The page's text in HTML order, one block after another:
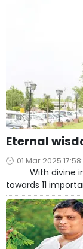
Eternal
01 Mar 2025
With divine
towards 11